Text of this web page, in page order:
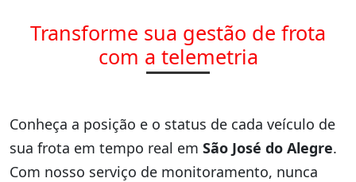
Transforme sua gestão de frota
com a telemetria
Conheça a posição e o status de cada veículo de
sua frota em tempo real em São José do Alegre.
Com nosso serviço de monitoramento, nunca